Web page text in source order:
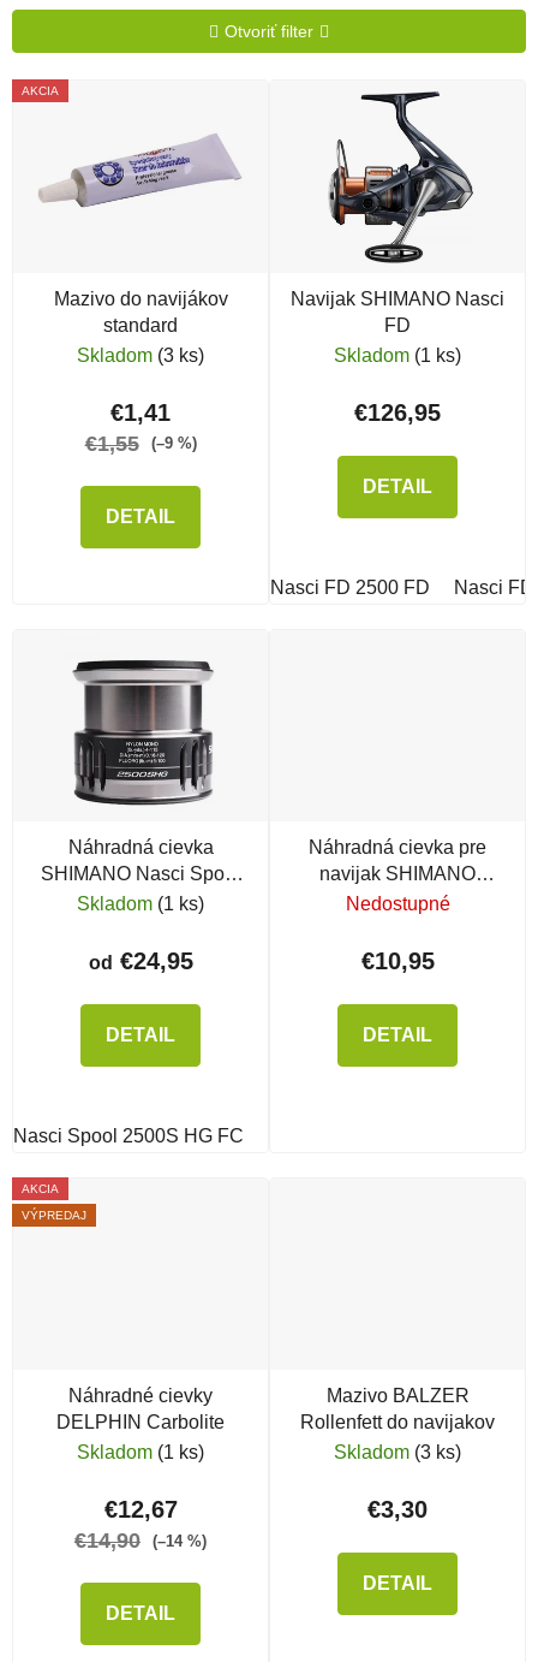
Otvoriť filter
Výpis produktov
AKCIA
Mazivo do navijákov
standard
Skladom (3 ks)
€1,41
€1,55 (–9 %)
DETAIL
Navijak SHIMANO Nasci
FD
Skladom (1 ks)
€126,95
DETAIL
Nasci FD 2500 FD Nasci
Náhradná cievka
SHIMANO Nasci Spool
FC
Skladom (1 ks)
od €24,95
DETAIL
Nasci Spool 2500S HG FC
Náhradná cievka pre
navijak SHIMANO
Catana Spool 2500 FD
Nedostupné
€10,95
DETAIL
AKCIA
VÝPREDAJ
Náhradné cievky
DELPHIN Carbolite
Skladom (1 ks)
€12,67
€14,90 (–14 %)
DETAIL
Mazivo BALZER
Rollenfett do navijakov
Skladom (3 ks)
€3,30
DETAIL